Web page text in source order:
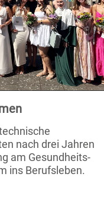
nach drei Jahren
am Gesundheits-
ins Berufsleben.